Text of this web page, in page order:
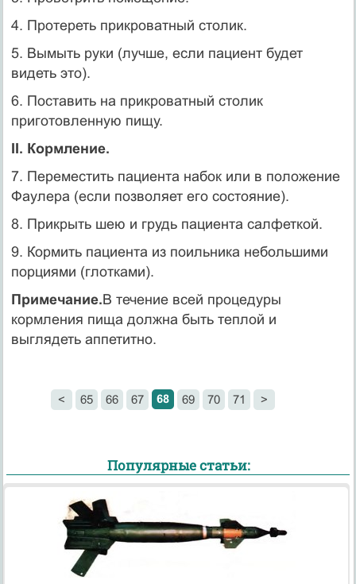
4. Протереть прикроватный столик.
5. Вымыть руки (лучше, если пациент будет
видеть это).
6. Поставить на прикроватный столик
приготовленную пищу.
II. Кормление.
7. Переместить пациента набок или в положение
Фаулера (если позволяет его состояние).
8. Прикрыть шею и грудь пациента салфеткой.
9. Кормить пациента из поильника небольшими
порциями (глотками).
Примечание.В течение всей процедуры
кормления пища должна быть теплой и
выглядеть аппетитно.
< 65 66 67 68 69 70 71 >
Популярные статьи: